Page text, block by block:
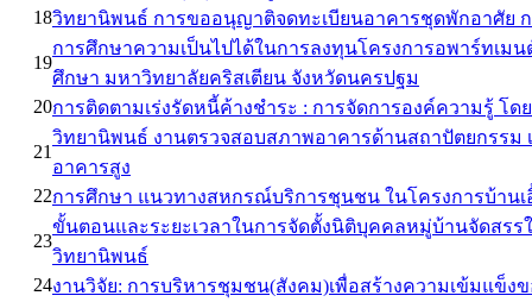
18วิทยานิพนธ์ การขออนุญาติจดทะเบียนอาคารชุดพักอาศัย
19
การศึกษาความเป็นไปได้ในการลงทุนโครงการอพาร์ทเ
ศึกษา มหาวิทยาลัยคริสเตียน จังหวัดนครปฐม
20การติดตามเร่งรัดหนี้ค้างชำระ : การจัดการองค์ความรู้ โ
21
วิทยานิพนธ์ งานตรวจสอบสภาพอาคารด้านสถาปัตยกรรม
อาคารสูง
22การศึกษา แนวทางสหกรณ์บริการชุนชน ในโครงการบ้านเ
23
ขั้นตอนและระยะเวลาในการจัดตั้งนิติบุคคลหมู่บ้านจัดสร
วิทยานิพนธ์
24งานวิจัย: การบริหารชุมชน(สังคม)เพื่อสร้างความเข้มแข็ง